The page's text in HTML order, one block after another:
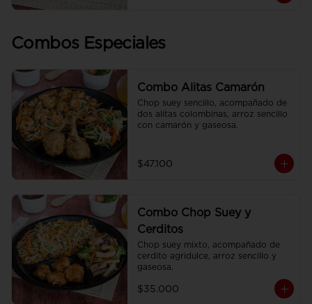
Combos Especiales
Combo Alitas Camarón
Chop suey sencillo, acompañado de
dos alitas colombinas, arroz sencillo
con camarón y gaseosa.
$47.100
Combo Chop Suey y
Cerditos
Chop suey mixto, acompañado de
cerdito agridulce, arroz sencillo y
gaseosa.
$35.000